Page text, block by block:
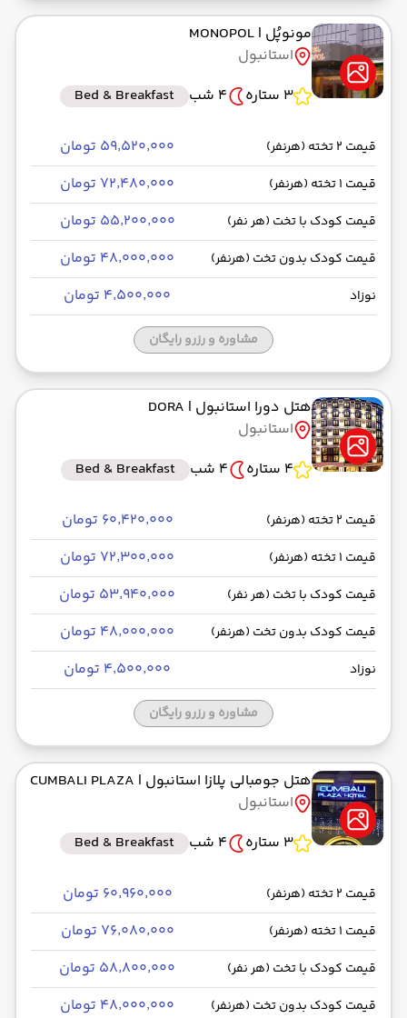
مونوپُل | MONOPOL
استانبول
3 ستاره
4 شب Bed & Breakfast
قیمت 2 تخته (هرنفر) ۵۹٬۵۲۰٬۰۰۰ تومان
قیمت 1 تخته (هرنفر) ۷۲٬۴۸۰٬۰۰۰ تومان
قیمت کودک با تخت (هر نفر) ۵۵٬۲۰۰٬۰۰۰ تومان
قیمت کودک بدون تخت (هرنفر) ۴۸٬۰۰۰٬۰۰۰ تومان
نوزاد ۴٬۵۰۰٬۰۰۰ تومان
مشاوره و رزرو رایگان
هتل دورا استانبول | DORA
استانبول
4 ستاره
4 شب Bed & Breakfast
قیمت 2 تخته (هرنفر) ۶۰٬۴۲۰٬۰۰۰ تومان
قیمت 1 تخته (هرنفر) ۷۲٬۳۰۰٬۰۰۰ تومان
قیمت کودک با تخت (هر نفر) ۵۳٬۹۴۰٬۰۰۰ تومان
قیمت کودک بدون تخت (هرنفر) ۴۸٬۰۰۰٬۰۰۰ تومان
نوزاد ۴٬۵۰۰٬۰۰۰ تومان
مشاوره و رزرو رایگان
هتل جومبالی پلازا استانبول | CUMBALI PLAZA
استانبول
3 ستاره
4 شب Bed & Breakfast
قیمت 2 تخته (هرنفر) ۶۰٬۹۶۰٬۰۰۰ تومان
قیمت 1 تخته (هرنفر) ۷۶٬۰۸۰٬۰۰۰ تومان
قیمت کودک با تخت (هر نفر) ۵۸٬۸۰۰٬۰۰۰ تومان
قیمت کودک بدون تخت (هرنفر) ۴۸٬۰۰۰٬۰۰۰ تومان